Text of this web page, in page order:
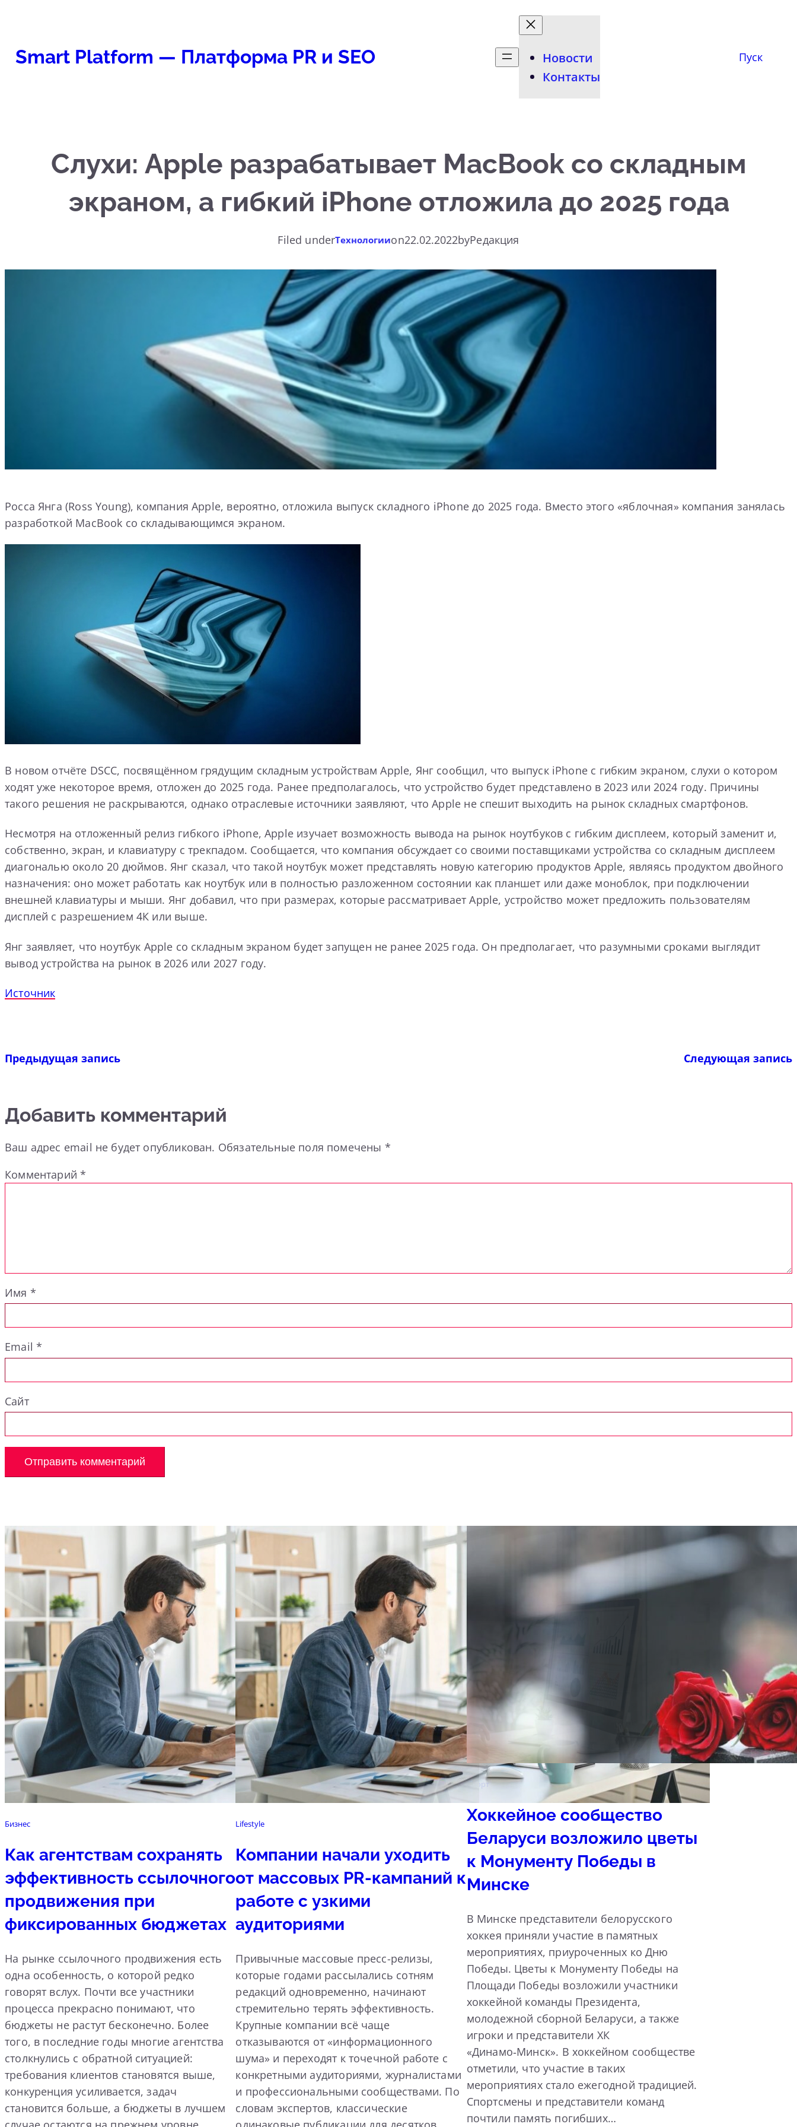
Smart Platform — Платформа PR и SEO
Новости
Контакты
Пуск
Слухи: Apple разрабатывает MacBook со складным
экраном, а гибкий iPhone отложила до 2025 года
Filed underТехнологииon22.02.2022byРедакция
Росса Янга (Ross Young), компания Apple, вероятно, отложила выпуск складного iPhone до 2025 года. Вместо этого «яблочная» компания занялась
разработкой MacBook со складывающимся экраном.
В новом отчёте DSCC, посвящённом грядущим складным устройствам Apple, Янг сообщил, что выпуск iPhone с гибким экраном, слухи о котором
ходят уже некоторое время, отложен до 2025 года. Ранее предполагалось, что устройство будет представлено в 2023 или 2024 году. Причины
такого решения не раскрываются, однако отраслевые источники заявляют, что Apple не спешит выходить на рынок складных смартфонов.
Несмотря на отложенный релиз гибкого iPhone, Apple изучает возможность вывода на рынок ноутбуков с гибким дисплеем, который заменит и,
собственно, экран, и клавиатуру с трекпадом. Сообщается, что компания обсуждает со своими поставщиками устройства со складным дисплеем
диагональю около 20 дюймов. Янг сказал, что такой ноутбук может представлять новую категорию продуктов Apple, являясь продуктом двойного
назначения: оно может работать как ноутбук или в полностью разложенном состоянии как планшет или даже моноблок, при подключении
внешней клавиатуры и мыши. Янг добавил, что при размерах, которые рассматривает Apple, устройство может предложить пользователям
дисплей с разрешением 4К или выше.
Янг заявляет, что ноутбук Apple со складным экраном будет запущен не ранее 2025 года. Он предполагает, что разумными сроками выглядит
вывод устройства на рынок в 2026 или 2027 году.
Источник
Предыдущая запись Следующая запись
Добавить комментарий
Ваш адрес email не будет опубликован. Обязательные поля помечены *
Комментарий*
Имя *
Email*
Сайт
Бизнес
Как агентствам сохранять
эффективность ссылочного
продвижения при
фиксированных бюджетах
На рынке ссылочного продвижения есть
одна особенность, о которой редко
говорят вслух. Почти все участники
процесса прекрасно понимают, что
бюджеты не растут бесконечно. Более
того, в последние годы многие агентства
столкнулись с обратной ситуацией:
требования клиентов становятся выше,
конкуренция усиливается, задач
становится больше, а бюджеты в лучшем
Lifestyle
Компании начали уходить
от массовых PR-кампаний к
работе с узкими
аудиториями
Привычные массовые пресс-релизы,
которые годами рассылались сотням
редакций одновременно, начинают
стремительно терять эффективность.
Крупные компании всё чаще
отказываются от «информационного
шума» и переходят к точечной работе с
конкретными аудиториями, журналистами
и профессиональными сообществами. По
словам экспертов, классические
Спорт
Хоккейное сообщество
Беларуси возложило цветы
к Монументу Победы в
Минске
В Минске представители белорусского
хоккея приняли участие в памятных
мероприятиях, приуроченных ко Дню
Победы. Цветы к Монументу Победы на
Площади Победы возложили участники
хоккейной команды Президента,
молодежной сборной Беларуси, а также
игроки и представители ХК
«Динамо‑Минск». В хоккейном сообществе
отметили, что участие в таких
мероприятиях стало ежегодной традицией.
Спортсмены и представители команд
почтили память погибших…